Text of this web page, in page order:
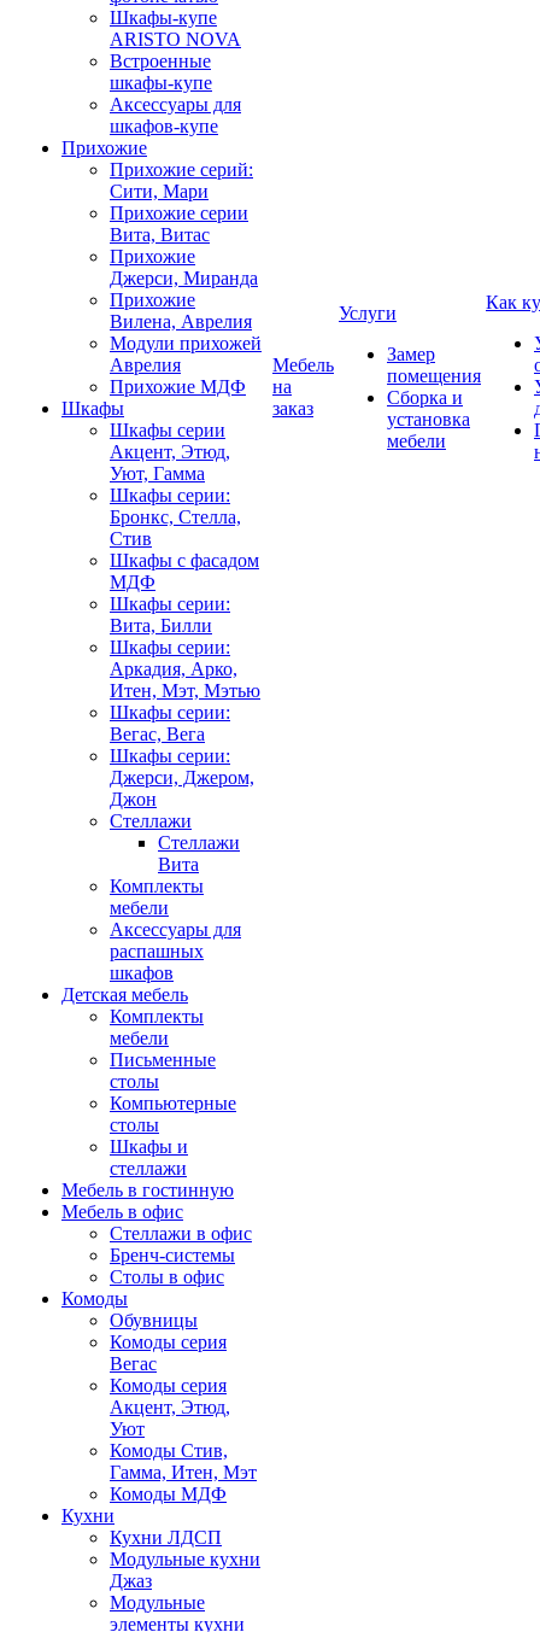
Шкафы-купе
ARISTO NOVA
Встроенные
шкафы-купе
Аксессуары для
шкафов-купе
Прихожие
Прихожие серий:
Сити, Мари
Прихожие серии
Вита, Витас
Прихожие
Джерси, Миранда
Прихожие
Вилена, Аврелия
Модули прихожей
Аврелия
Прихожие МДФ
Шкафы
Шкафы серии
Акцент, Этюд,
Уют, Гамма
Шкафы серии:
Бронкс, Стелла,
Стив
Шкафы с фасадом
МДФ
Шкафы серии:
Вита, Билли
Шкафы серии:
Аркадия, Арко,
Итен, Мэт, Мэтью
Шкафы серии:
Вегас, Вега
Шкафы серии:
Джерси, Джером,
Джон
Стеллажи
Стеллажи
Вита
Комплекты
мебели
Аксессуары для
распашных
шкафов
Детская мебель
Комплекты
мебели
Письменные
столы
Компьютерные
столы
Шкафы и
стеллажи
Мебель в гостинную
Мебель в офис
Стеллажи в офис
Бренч-системы
Столы в офис
Комоды
Обувницы
Комоды серия
Вегас
Комоды серия
Акцент, Этюд,
Уют
Комоды Стив,
Гамма, Итен, Мэт
Комоды МДФ
Кухни
Кухни ЛДСП
Модульные кухни
Джаз
Модульные
элементы кухни
Мебель
на
заказ
Услуги
Замер
помещения
Сборка и
установка
мебели
Как